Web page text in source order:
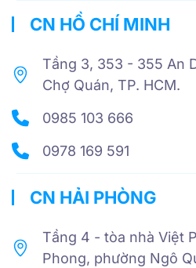
CN HỒ CHÍ MINH
Tầng 3, 353 - 355 An
Chợ Quán, TP. HCM.
0985 103 666
0978 169 591
CN HẢI PHÒNG
Tầng 4 - tòa nhà Việt
Phong, phường Ngô